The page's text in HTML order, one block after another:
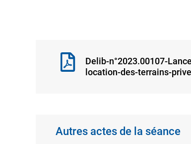
Delib-n°2023.00107-
location-des-terrains-
Autres actes de la séance